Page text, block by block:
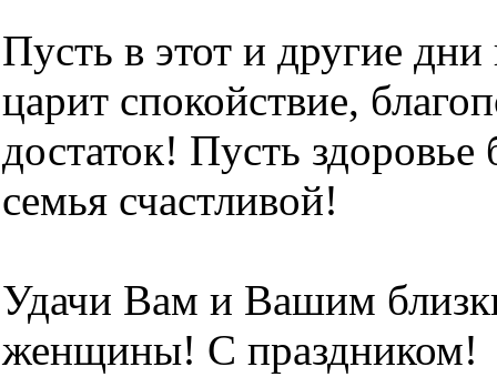
Пусть в этот и другие
царит спокойствие,
достаток! Пусть здоровье
семья счастливой!
Удачи Вам и Вашим
женщины! С праздником!